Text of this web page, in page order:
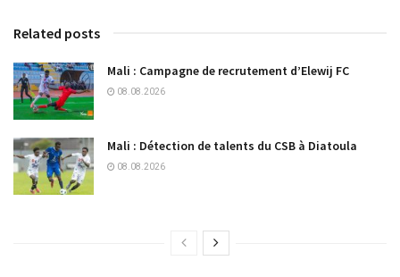
Related posts
Mali : Campagne de recrutement d’Elewij FC
08.08.2026
Mali : Détection de talents du CSB à Diatoula
08.08.2026